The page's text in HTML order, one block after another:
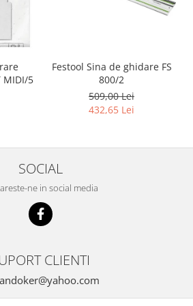
de
MIDI/5
Festool Sina de ghidare FS
800/2
509,00 Lei
432,65 Lei
SOCIAL
ne in social media
CLIENTI
andoker@yahoo.com